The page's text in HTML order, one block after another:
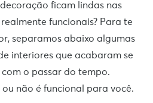
ficam lindas nas
funcionais? Para te
separamos abaixo algumas
interiores que acabaram se
o passar do tempo.
não é funcional para você.